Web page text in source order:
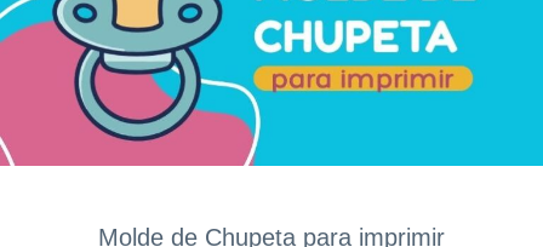
Molde de Chupeta para imprimir